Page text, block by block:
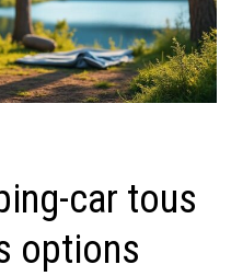
car tous
options